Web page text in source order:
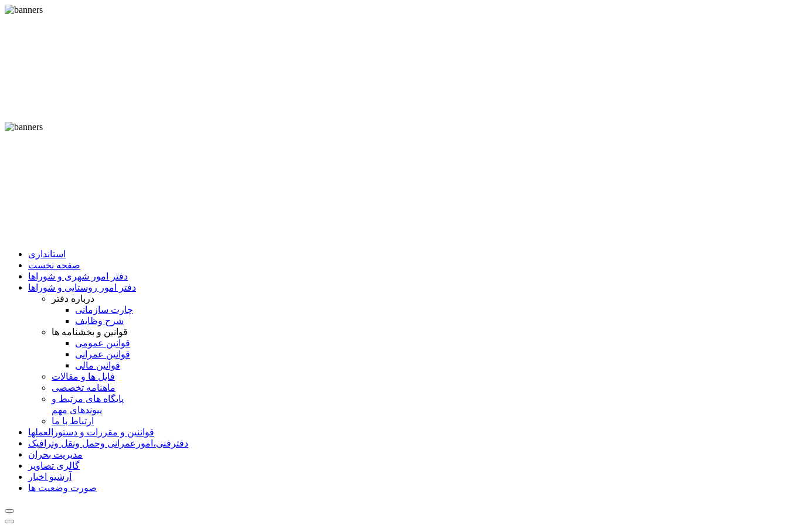
استانداری
صفحه نخست
دفتر امور شهری و شوراها
دفتر امور روستایی و شوراها
درباره دفتر
چارت سازمانی
شرح وظایف
قوانین و بخشنامه ها
قوانین عمومی
قوانین عمرانی
قوانین مالی
فایل ها و مقالات
ماهنامه تخصصی
پایگاه های مرتبط و
پیوندهای مهم
ارتباط با ما
قواننین و مقررات و دستورالعملها
دفترفنی،امورعمرانی وحمل ونقل وترافيک
مدیریت بحران
گالری تصاویر
آرشیو اخبار
صورت وضعیت ها